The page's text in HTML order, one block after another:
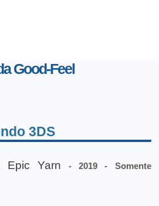
Good-Feel
3DS
Epic Yarn - 2019 - Somente